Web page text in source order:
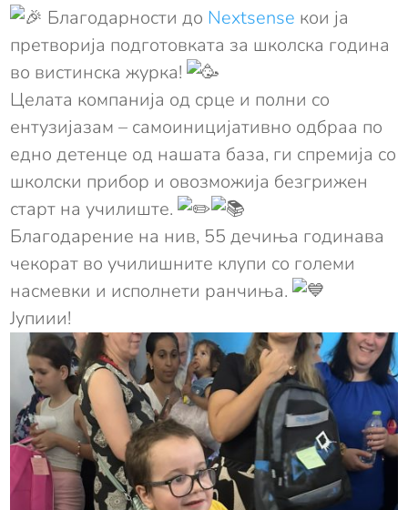
Благодарности до Nextsense кои ја
претворија подготовката за школска година
во вистинска журка!
Целата компанија од срце и полни со
ентузијазам – самоиницијативно одбраа по
едно детенце од нашата база, ги спремија со
школски прибор и овозможија безгрижен
старт на училиште.
Благодарение на нив, 55 дечиња годинава
чекорат во училишните клупи со големи
насмевки и исполнети ранчиња.
Јупиии!